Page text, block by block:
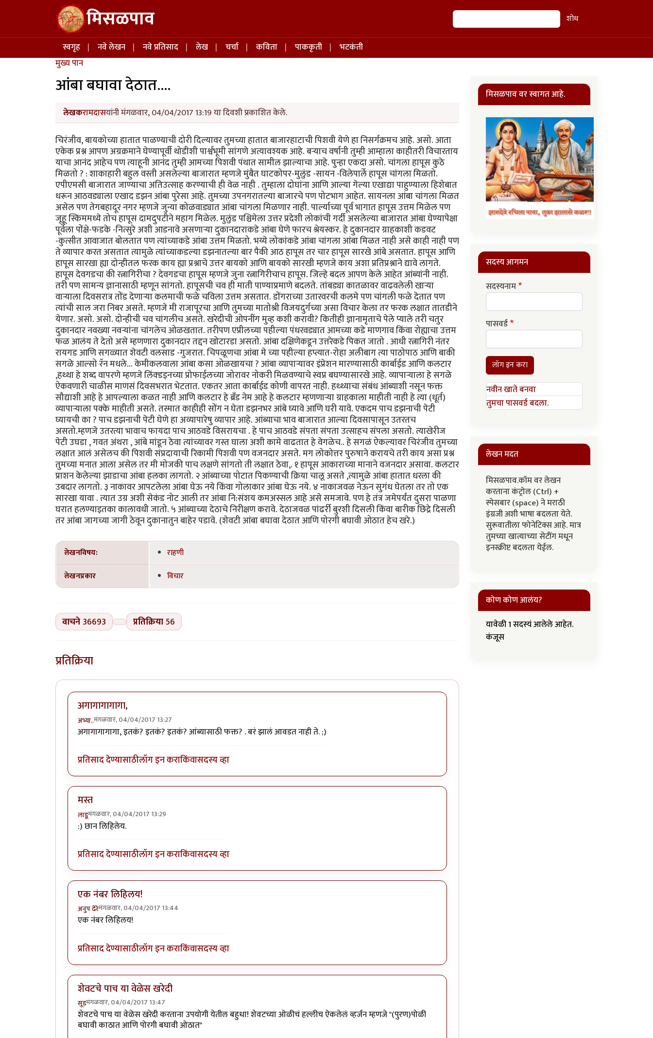
Skip to main content मिसळपाव शोध शोध
Main navigation
स्वगृह नवे लेखन नवे प्रतिसाद लेख चर्चा कविता पाककृती
भटकंती
मुख्य पान
आंबा बघावा देठात....
लेखकरामदासयांनी मंगळवार, 04/04/2017 13:19 या दिवशी प्रकाशित केले.
चिरंजीव, बायकोच्या हातात पाळण्याची दोरी दिल्यावर तुमच्या हातात बाजारहाटाची पिशवी येणे हा निसर्गक्रमच आहे. असो. आता
एकेक प्रश्न आपण अग्रक्रमाने घेण्यापूर्वी थोडीशी पार्श्वभूमी सांगणे अत्यावश्यक आहे. बर्‍याच वर्षानी तुम्ही आम्हाला काहीतरी विचारताय
याचा आनंद आहेच पण त्याहूनी आनंद तुम्ही आमच्या पिशवी पंथात सामील झाल्याचा आहे. पुन्हा एकदा असो. चांगला हापूस कुठे
मिळतो ? : शाकाहारी बहुल वस्ती असलेल्या बाजारात म्हणजे मुंबैत घाटकोपर-मुलुंड -सायन -विलेपार्ले हापूस चांगला मिळतो.
एपीएमसी बाजारात जाण्याचा अतिउत्साह करण्याची ही वेळ नाही . तुम्हाला दोघांना आणि आल्या गेल्या एखाद्या पाहुण्याला हिशेबात
धरून आठवड्याला एखाद डझन आंबा पुरेसा आहे. तुमच्या उपनगरातल्या बाजारचे पण पोटभाग आहेत. सायनला आंबा चांगला मिळत
असेल पण तेगबहादूर नगर म्हणजे जुन्या कोळवाड्यात आंबा चांगला मिळणार नाही. पार्ल्याच्या पूर्व भागात हापूस उत्तम मिळेल पण
जूहू स्किममध्ये तोच हापूस दामदुपटीने महाग मिळेल. मुलुंड पश्चिमेला उत्तर प्रदेशी लोकांची गर्दी असलेल्या बाजारात आंबा घेण्यापेक्षा
पूर्वेला पोंक्षे-फडके -नित्सुरे अशी आडनावे असणार्‍या दुकानदाराकडे आंबा घेणे फारच श्रेयस्कर. हे दुकानदार ग्राहकाशी कडवट
-कुत्सीत आवाजात बोलतात पण त्यांच्याकडे आंबा उत्तम मिळतो. भय्ये लोकांकडे आंबा चांगला आंबा मिळत नाही असे काही नाही पण
ते व्यापार करत असतात त्यामुळे त्यांच्याकडल्या डझनातल्या बार पैकी आठ हापूस तर चार हापूस सारखे आंबे असतात. हापूस आणि
हापूस सारखा ह्या दोन्हीतल फरक काय ह्या प्रश्नाचे उत्तर बायको आणि बायको सारखी म्हणजे काय अशा प्रतिप्रश्नाने द्यावे लागते.
हापूस देवगडचा की रत्नागिरीचा ? देवगडचा हापूस म्हणजे जुना रत्नागिरीचाच हापूस. जिल्हे बदल आपण केले आहेत आंब्यांनी नाही.
तरी पण सामन्य ज्ञानासाठी म्हणून सांगतो. हापूसची चव ही माती पाण्याप्रमाणे बदलते. तांबड्या कातळावर वाढवलेली खार्‍या
वार्‍याला दिवसरात्र तोंड देणार्‍या कलमाची फळे चविला उत्तम असतात. डोंगराच्या उतारवरची कलमे पण चांगली फळे देतात पण
त्यांची साल जरा निबर असते. म्हणजे मी राजापूरचा आणि तुमच्या मातोश्री विजयदुर्गच्या असा विचार केला तर फरक लक्षात तातडीने
येणार. असो. असो. दोन्हीची चव चांगलीच असते. खरेदीची ओपनींग मुव्ह कशी करावी? कितीही ज्ञानामृताचे पेले प्याले तरी चतुर
दुकानदार नवख्या नवर्‍यांना चांगलेच ओळखतात. तरीपण एप्रीलच्या पहील्या पंधरवड्यात आमच्या कडे माणगाव किंवा रोह्याचा उत्तम
फळ आलंय ते देतो असे म्हणणारा दुकानदार तद्दन खोटारडा असतो. आंबा दक्षिणेकडून उत्तरेकडे पिकत जातो . आधी रत्नागिरी नंतर
रायगड आणि सगळ्यात शेवटी वलसाड -गुजरात. चिपळूणचा आंबा मे च्या पहील्या हप्त्यात-रोहा अलीबाग त्या पाठोपाठ आणि बाकी
सगळे आल्सो रॅन मधले... केमीकलवाला आंबा कसा ओळखायचा ? आंबा व्यापार्‍यावर इंप्रेशन मारण्यासाठी कार्बाईड आणि कलटार
,हथ्था हे शब्द वापरणे म्हणजे लिंक्डइनच्या प्रोफाईलच्या जोरावर नोकरी मिळवण्याचे स्वप्न बघण्यासारखे आहे. व्यापार्‍याला हे सगळे
ऐकवणारी चाळीस माणसं दिवसभरात भेटतात. एकतर आता कार्बाईड कोणी वापरत नाही. हथ्थ्याचा संबंध आंब्याशी नसून फक्त
सौद्याशी आहे हे आपल्याला कळत नाही आणि कलटार हे ब्रँड नेम आहे हे कलटार म्हणणार्‍या ग्राहकाला माहीती नाही हे त्या (धूर्त)
व्यापार्‍याला पक्के माहीती असते. तस्मात काहीही सोंग न घेता डझनभर आंबे घ्यावे आणि घरी यावे. एकदम पाच डझनाची पेटी
घ्यायची का ? पाच डझनाची पेटी घेणे हा अव्यापारेषु व्यापार आहे. आंब्याचा भाव बाजारात आल्या दिवसापासून उतरतच
असतो.म्हणजे उतरत्या भावाच फायदा पाच आठवडे विसरायचा . हे पाच आठवडे संपता संपता उत्साहच संपला असतो. त्याखेरीज
पेटी उघडा , गवत अंथरा , आंबे मांडून ठेवा त्यांच्यावर गस्त घाला अशी कामे वाढतात हे वेगळेच.. हे सगळं ऐकल्यावर चिरंजीव तुमच्या
लक्षात आलं असेलच की पिशवी संप्रदायाची रिकामी पिशवी पण वजनदार असते. मग लोकोत्तर पुरुषाने करायचे तरी काय असा प्रश्न
तुमच्या मनात आला असेल तर मी मोजकी पाच लक्षणे सांगतो ती लक्षात ठेवा,. १ हापूस आकाराच्या मानाने वजनदार असावा. कलटार
प्राशन केलेल्या झाडाचा आंबा हलका लागतो. २ आंब्याच्या पोटात पिकण्याची क्रिया चालू असते ,त्यामुळे आंबा हातात धरला की
उबदार लागतो. ३ नाकावर आपटलेला आंबा घेऊ नये किंवा गोलाकार आंबा घेऊ नये. ४ नाकाजवळ नेऊन सुगंध घेतला तर तो एक
सारखा यावा . त्यात उग्र अशी सेकंड नोट आली तर आंबा नि:संशय कमअस्सल आहे असे समजावे. पण हे तंत्र जमेपर्यंत दुसरा पाळणा
घरात हलण्याइतका कालावधी जातो. ५ आंब्याच्या देठाचे निरीक्षण करावे. देठाजवळ पांढर्री बुरशी दिसली किंवा बारीक छिद्रे दिसली
तर आंबा जागच्या जागी ठेवून दुकानातुन बाहेर पडावे. (शेवटी आंबा बघावा देठात आणि पोरगी बघावी ओठात हेच खरे.)
लेखनविषय:
राहणी
लेखनप्रकार
विचार
वाचने 36693 प्रतिक्रिया56
प्रतिक्रिया
अगागागागागा,
अभ्या..मंगळवार, 04/04/2017 13:27
अगागागागागा, इतकं? इतकं? इतकं? आंब्यासाठी फक्त? . बरं झालं आवडत नाही ते. ;)
प्रतिसाद देण्यासाठीलॉग इन कराकिंवासदस्य व्हा
मस्त
लाडूमंगळवार, 04/04/2017 13:29
:) छान लिहिलेय.
प्रतिसाद देण्यासाठीलॉग इन कराकिंवासदस्य व्हा
एक नंबर लिहिलय!
अनुप ढेरेमंगळवार, 04/04/2017 13:44
एक नंबर लिहिलय!
प्रतिसाद देण्यासाठीलॉग इन कराकिंवासदस्य व्हा
शेवटचे पाच या वेळेस खरेदी
सूडमंगळवार, 04/04/2017 13:47
शेवटचे पाच या वेळेस खरेदी करताना उपयोगी येतील बहुधा! शेवटच्या ओळीचं हल्लीच ऐकलेलं व्हर्जन म्हणजे "(पुरण)पोळी
बघावी काठात आणि पोरगी बघावी ओठात"
मिसळपाव वर स्वागत आहे.
सदस्य आगमन
सदस्यनाम
पासवर्ड
लॉग इन करा
नवीन खाते बनवा
तुमचा पासवर्ड बदला.
लेखन मदत
मिसळपाव.कॉम वर लेखन
करताना कंट्रोल (Ctrl) +
स्पेसबार (space) ने मराठी
इंग्रजी अशी भाषा बदलता येते.
सुरूवातीला फोनेटिक्स आहे. मात्र
तुमच्या खात्याच्या सेटींग मधून
इनस्क्रीप्ट बदलता येईल.
कोण कोण आलंय?
यावेळी 1 सदस्यं आलेले आहेत.
कंजूस